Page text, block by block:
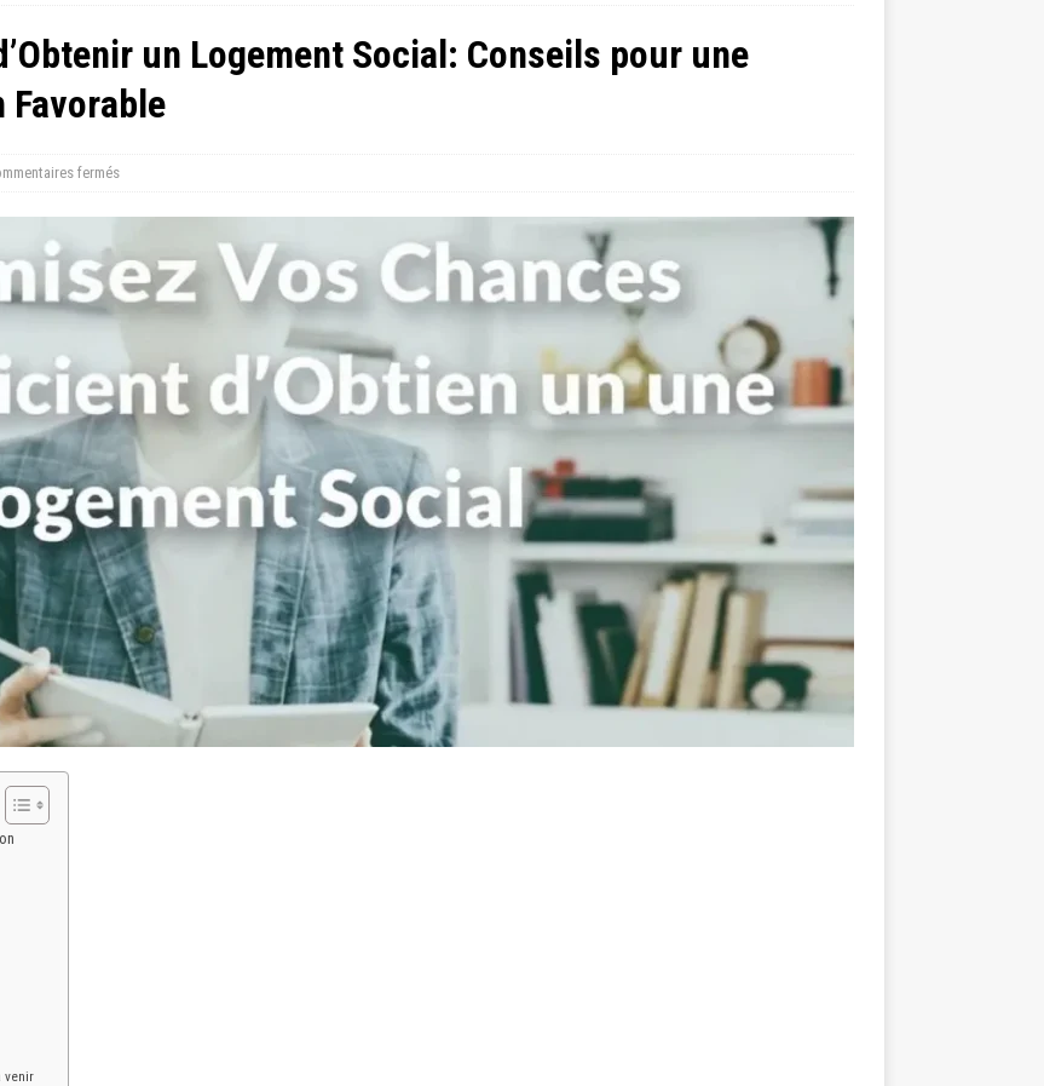
un Logement Social: Conseils pour une
Favorable
fermés
venir